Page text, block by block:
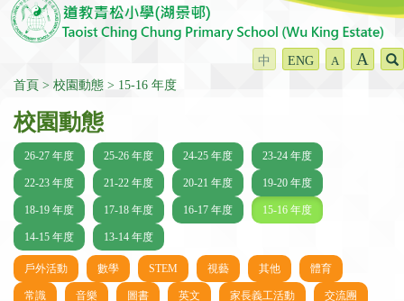
中 ENG A A
首頁 校園動態 15-16 年度
校園動態
26-27 年度 25-26 年度 24-25 年度 23-24 年度
22-23 年度 21-22 年度 20-21 年度 19-20 年度
18-19 年度 17-18 年度 16-17 年度 15-16 年度
14-15 年度 13-14 年度
戶外活動 數學 STEM 視藝 其他 體育
常識 音樂 圖書 英文 家長義工活動 交流團